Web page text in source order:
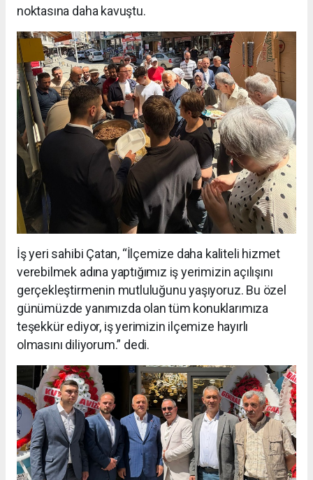
noktasına daha kavuştu.
İş yeri sahibi Çatan, “İlçemize daha kaliteli hizmet
verebilmek adına yaptığımız iş yerimizin açılışını
gerçekleştirmenin mutluluğunu yaşıyoruz. Bu özel
günümüzde yanımızda olan tüm konuklarımıza
teşekkür ediyor, iş yerimizin ilçemize hayırlı
olmasını diliyorum.” dedi.